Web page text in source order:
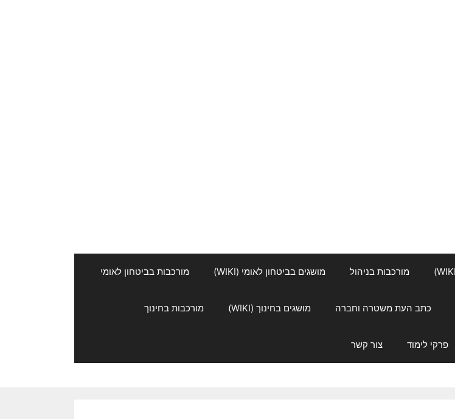
מורכבות בניהול מושגים בביטחון לאומי (WIKI) מורכבות בביטחון לאומי
כתב העת משטרה וחברה מושגים בחינוך (WIKI) מורכבות בחינוך
פרקי לימוד צור קשר